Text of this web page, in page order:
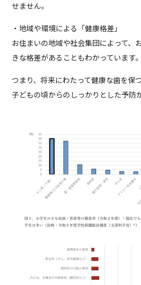
せません。
・地域や環境による「健康格差」
お住まいの地域や社会集団によって、
きな格差があることもわかっています。
つまり、将来にわたって健康な歯を保
子どもの頃からのしっかりとした予防